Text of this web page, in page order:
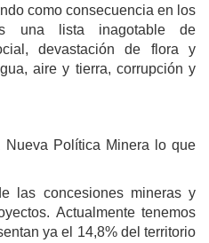
como consecuencia en los
una lista inagotable de
devastación de flora y
aire y tierra, corrupción y
Política Minera lo que
las concesiones mineras y
Actualmente tenemos
ya el 14,8% del territorio